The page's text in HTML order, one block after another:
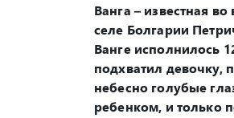
Ванга – известная
селе Болгарии
Ванге исполнилось
подхватил девочку,
небесно голубые
ребенком, и только